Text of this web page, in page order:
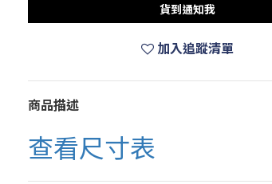
貨到通知我
加入追蹤清單
商品描述
查看尺寸表